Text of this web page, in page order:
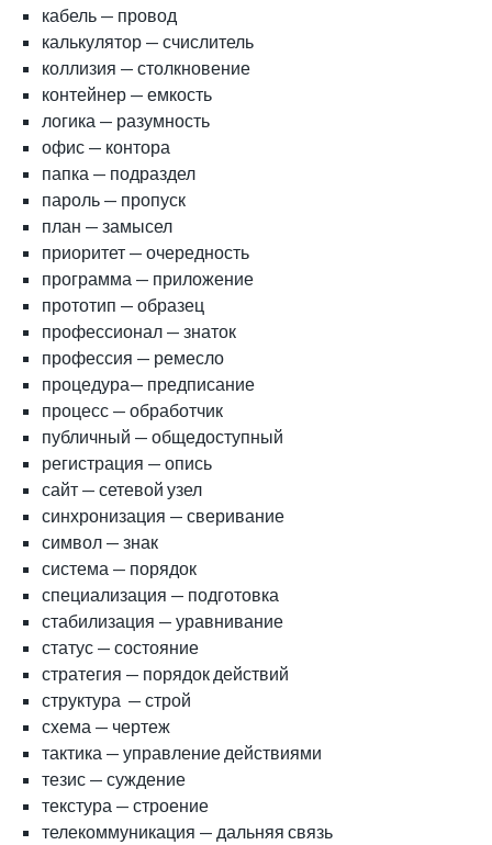
кабель — провод
калькулятор — счислитель
коллизия — столкновение
контейнер — емкость
логика — разумность
офис — контора
папка — подраздел
пароль — пропуск
план — замысел
приоритет — очередность
программа — приложение
прототип — образец
профессионал — знаток
профессия — ремесло
процедура— предписание
процесс — обработчик
публичный — общедоступный
регистрация — опись
сайт — сетевой узел
синхронизация — сверивание
символ — знак
система — порядок
специализация — подготовка
стабилизация — уравнивание
статус — состояние
стратегия — порядок действий
структура — строй
схема — чертеж
тактика — управление действиями
тезис — суждение
текстура — строение
телекоммуникация — дальняя связь